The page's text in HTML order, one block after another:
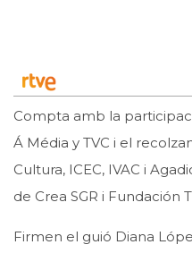
Compta amb la
Á Média y TVC i el
Cultura, ICEC, IVAC i
de Crea SGR i Fundación
Firmen el guió Diana